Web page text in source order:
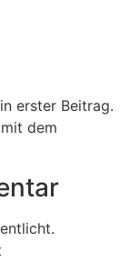
erster Beitrag.
dem